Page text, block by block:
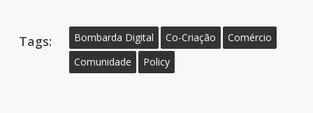
Tags: Bombarda Digital Co-Criação
Comércio
Comunidade
Policy